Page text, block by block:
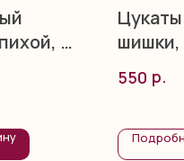
40
шишки,
550 р.